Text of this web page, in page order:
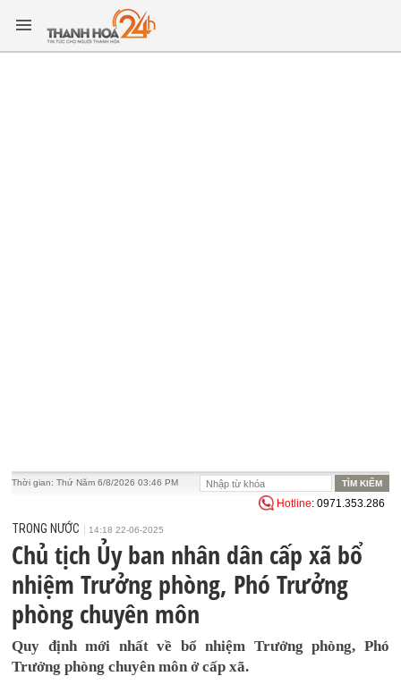
Thời gian:Thứ Năm 6/8/2026 03:46 PM
Hotline: 0971.353.286
TRONG NƯỚC 14:18 22-06-2025
Chủ tịch Ủy ban nhân dân cấp xã bổ
nhiệm Trưởng phòng, Phó Trưởng
phòng chuyên môn
Quy định mới nhất về bổ nhiệm Trưởng phòng, Phó
Trưởng phòng chuyên môn ở cấp xã.